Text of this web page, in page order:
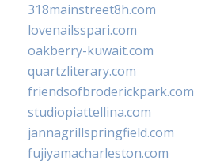
318mainstreet8h.com
lovenailsspari.com
oakberry-kuwait.com
quartzliterary.com
friendsofbroderickpark.com
studiopiattellina.com
jannagrillspringfield.com
fujiyamacharleston.com